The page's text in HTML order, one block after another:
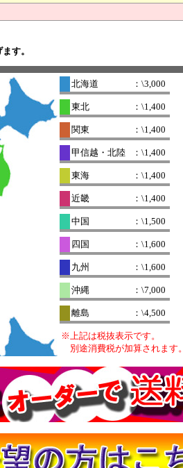
す。
北海道 ：\3,000
東北 ：\1,400
関東 ：\1,400
甲信越・北陸 ：\1,400
東海 ：\1,400
近畿 ：\1,400
中国 ：\1,500
四国 ：\1,600
九州 ：\1,600
沖縄 ：\7,000
離島 ：\4,500
※上記は税抜表示です。
別途消費税が加算されます。